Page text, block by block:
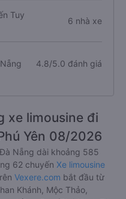
Tuy
6 nhà xe
4.8/5.0 đánh giá
xe limousine đi
Yên 08/2026
Nẵng dài khoảng 585
62 chuyến Xe limousine
Vexere.com bắt đầu từ
Khánh, Mộc Thảo,